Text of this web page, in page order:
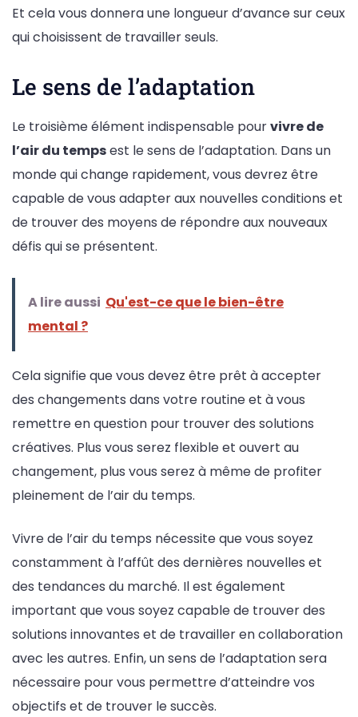
Et cela vous donnera une longueur d’avance sur ceux
qui choisissent de travailler seuls.
Le sens de l’adaptation
Le troisième élément indispensable pourvivre de
l’air du tempsest le sens de l’adaptation. Dans un
monde qui change rapidement, vous devrez être
capable de vous adapter aux nouvelles conditions et
de trouver des moyens de répondre aux nouveaux
défis qui se présentent.
A lire aussi Qu'est-ce que le bien-être
mental ?
Cela signifie que vous devez être prêt à accepter
des changements dans votre routine et à vous
remettre en question pour trouver des solutions
créatives. Plus vous serez flexible et ouvert au
changement, plus vous serez à même de profiter
pleinement de l’air du temps.
Vivre de l’air du temps nécessite que vous soyez
constamment à l’affût des dernières nouvelles et
des tendances du marché. Il est également
important que vous soyez capable de trouver des
solutions innovantes et de travailler en collaboration
avec les autres. Enfin, un sens de l’adaptation sera
nécessaire pour vous permettre d’atteindre vos
objectifs et de trouver le succès.